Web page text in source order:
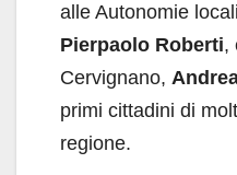
alle Autonomie
Pierpaolo Roberti,
Cervignano,
primi cittadini di
regione.